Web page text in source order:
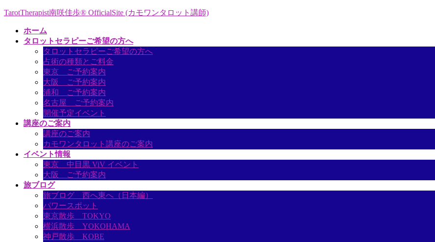
コ
ナ
TarotTherapist南咲佳歩® OfficialSite (カモワンタロット講師)
ホーム
タロットセラピーご希望の方へ
タロットセラピーご希望の方へ
占術の種類とご料金
東京 ご予約案内
大阪 ご予約案内
浦和 ご予約案内
名古屋 ご予約案内
開催予定イベント
講座のご案内
講座のご案内
カモワンタロット講座のご案内
イベント情報
東京 中目黒 ViV イベント
大阪 ご予約案内
旅ブログ
旅ブログ 西へ東へ（日本編）
パワースポット
東京散歩 TOKYO
横浜散歩 YOKOHAMA
神戸散歩 KOBE